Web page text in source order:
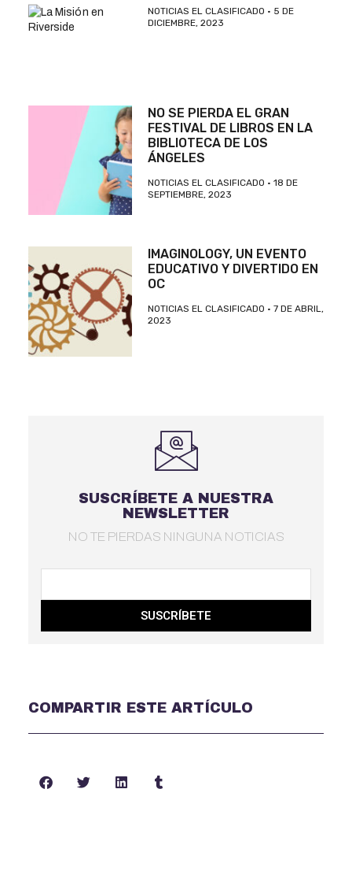
NOTICIAS EL CLASIFICADO
5 DE
DICIEMBRE, 2023
NO SE PIERDA EL GRAN
FESTIVAL DE LIBROS EN LA
BIBLIOTECA DE LOS
ÁNGELES
NOTICIAS EL CLASIFICADO
18 DE
SEPTIEMBRE, 2023
IMAGINOLOGY, UN EVENTO
EDUCATIVO Y DIVERTIDO EN
OC
NOTICIAS EL CLASIFICADO
7 DE ABRIL,
2023
SUSCRÍBETE A NUESTRA
NEWSLETTER
NO TE PIERDAS NINGUNA NOTICIAS
SUSCRÍBETE
COMPARTIR ESTE ARTÍCULO